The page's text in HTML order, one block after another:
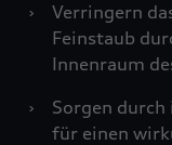
›
Verringern
Feinstaub
Innenraum
›
Sorgen
für einen